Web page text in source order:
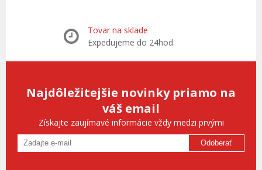
Tovar na sklade
Expedujeme do 24hod.
Najdôležitejšie novinky priamo na
váš email
Získajte zaujímavé informácie vždy medzi prvými
Odoberať